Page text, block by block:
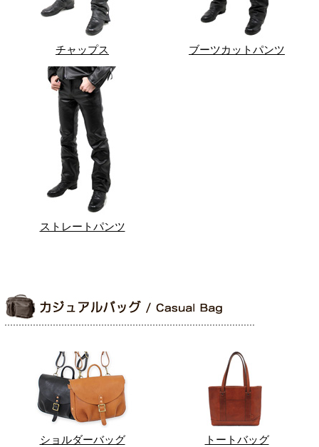
チャップス ブーツカットパンツ
ストレートパンツ
ショルダーバッグ トートバッグ